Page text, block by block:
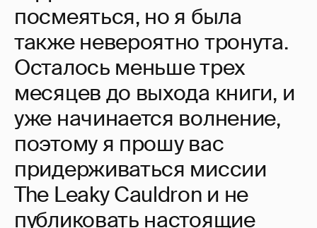
посмеяться, но я была
также невероятно тронута.
Осталось меньше трех
месяцев до выхода книги, и
уже начинается волнение,
поэтому я прошу вас
придерживаться миссии
The Leaky Cauldron и не
публиковать настоящие